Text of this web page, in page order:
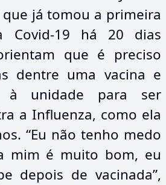
já tomou a primeira
Covid-19 há 20 dias
que é preciso
dentre uma vacina e
unidade para ser
a Influenza, como ela
“Eu não tenho medo
mim é muito bom, eu
depois de vacinada”,